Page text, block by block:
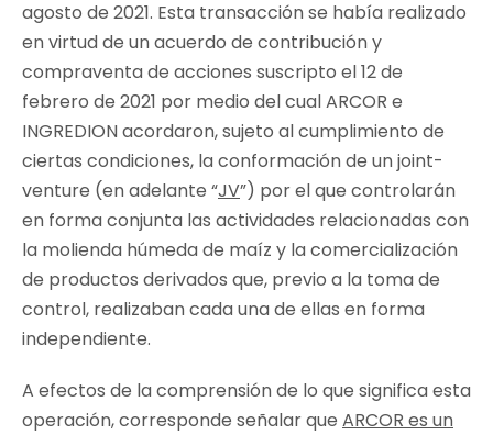
agosto de 2021. Esta transacción se había realizado
en virtud de un acuerdo de contribución y
compraventa de acciones suscripto el 12 de
febrero de 2021 por medio del cual ARCOR e
INGREDION acordaron, sujeto al cumplimiento de
ciertas condiciones, la conformación de un joint-
venture (en adelante “JV”) por el que controlarán
en forma conjunta las actividades relacionadas con
la molienda húmeda de maíz y la comercialización
de productos derivados que, previo a la toma de
control, realizaban cada una de ellas en forma
independiente.
A efectos de la comprensión de lo que significa esta
operación, corresponde señalar que ARCOR es un